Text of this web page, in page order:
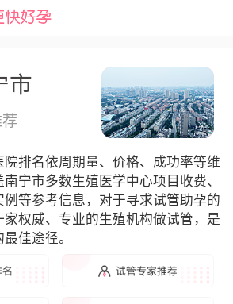
市
院排名依周期量、价格、成功率等维
宁市多数生殖医学中心项目收费、
等参考信息，对于寻求试管助孕的
家权威、专业的生殖机构做试管，是
佳途径。